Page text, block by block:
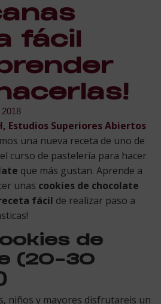
fácil
Estudios Superiores Abiertos
una nueva receta de uno de
curso de pastelería para hacer
que más gustan. Aprende a
unas cookies de chocolate
fácil de realizar paso a
de
(20-30
niños y mayores disfrutareis un